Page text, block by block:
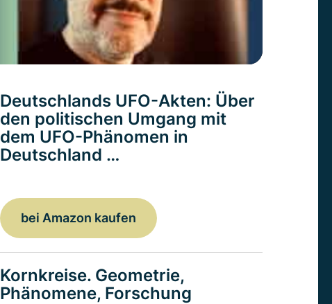
Deutschlands UFO-Akten: Über
den politischen Umgang mit
dem UFO-Phänomen in
Deutschland …
bei Amazon kaufen
Kornkreise. Geometrie,
Phänomene, Forschung